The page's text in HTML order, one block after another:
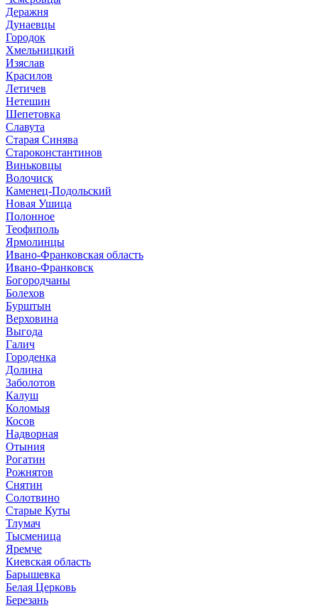
Деражня
Дунаевцы
Городок
Хмельницкий
Изяслав
Красилов
Летичев
Нетешин
Шепетовка
Славута
Старая Синява
Староконстантинов
Виньковцы
Волочиск
Каменец-Подольский
Новая Ушица
Полонное
Теофиполь
Ярмолинцы
Ивано-Франковская область
Ивано-Франковск
Богородчаны
Болехов
Бурштын
Верховина
Выгода
Галич
Городенка
Долина
Заболотов
Калуш
Коломыя
Косов
Надворная
Отыния
Рогатин
Рожнятов
Снятин
Солотвино
Старые Куты
Тлумач
Тысменица
Яремче
Киевская область
Барышевка
Белая Церковь
Березань